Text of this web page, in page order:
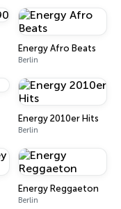
Energy Afro Beats
Berlin
Energy 2010er Hits
Berlin
Energy Reggaeton
Berlin